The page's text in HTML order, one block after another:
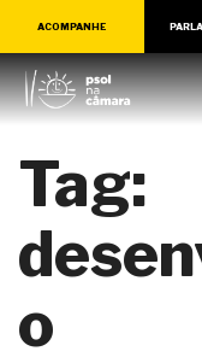
ACOMPANHE
Tag:
o